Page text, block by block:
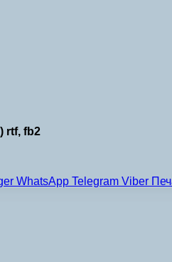
rtf, fb2
WhatsApp Telegram Viber